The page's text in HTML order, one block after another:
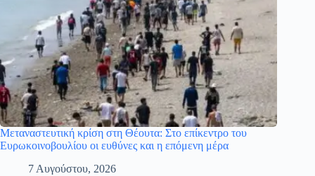
Μεταναστευτική κρίση στη Θέουτα: Στο επίκεντρο του
Ευρωκοινοβουλίου οι ευθύνες και η επόμενη μέρα
7 Αυγούστου, 2026